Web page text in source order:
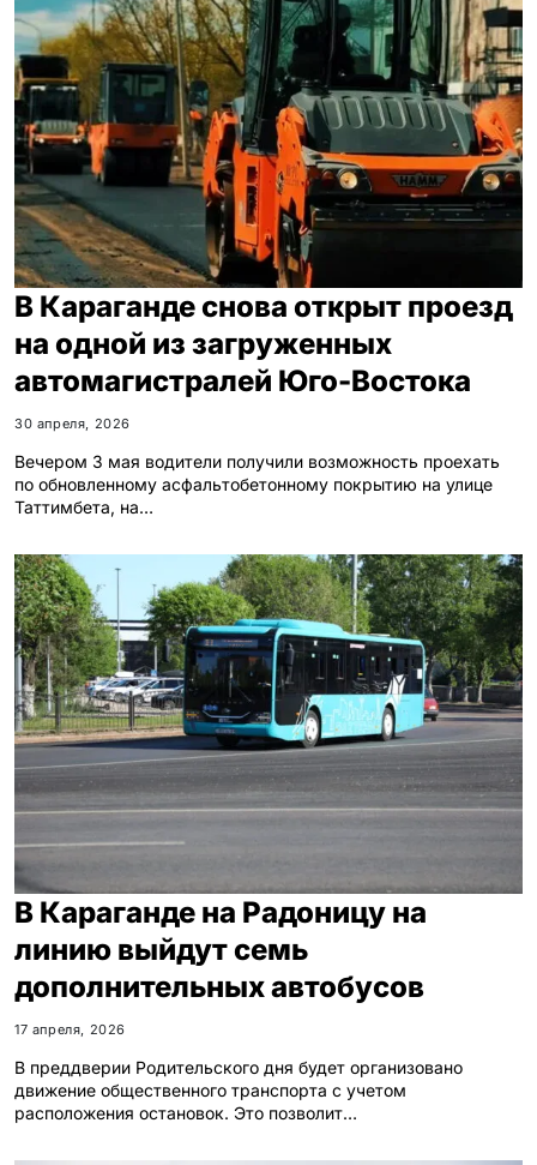
В Караганде снова открыт проезд
на одной из загруженных
автомагистралей Юго-Востока
30 апреля, 2026
Вечером 3 мая водители получили возможность проехать
по обновленному асфальтобетонному покрытию на улице
Таттимбета, на…
В Караганде на Радоницу на
линию выйдут семь
дополнительных автобусов
17 апреля, 2026
В преддверии Родительского дня будет организовано
движение общественного транспорта с учетом
расположения остановок. Это позволит…